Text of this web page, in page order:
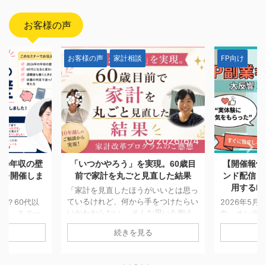
お客様の声
2026/6/4
。60歳目
した結果
つけたらい
いを抱え
せない方は
FP向け
2026/5/28
【開催報告】日本FP協会オンデマ
ンド配信「副業としてFP資格を活
用するFPキャリアセミナー」
2026年5月7日〜5月25日までの期間
中、オンデマンド配信にてお届けして
おりました「副業としてFP資格を活
用するFPキャリアセミナー」の配信
続きを見る
お客様の声
「一生モ
つける。
も消えな
「将来のお
AIでの試算